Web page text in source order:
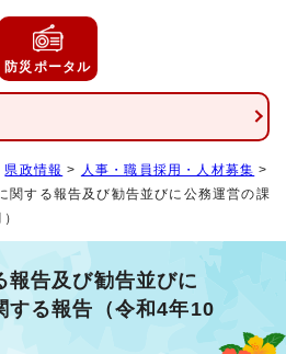
防災ポータル
県政情報 > 人事・職員採用・人材募集 >
関する報告及び勧告並びに公務運営の課
報告及び勧告並びに
する報告（令和4年10